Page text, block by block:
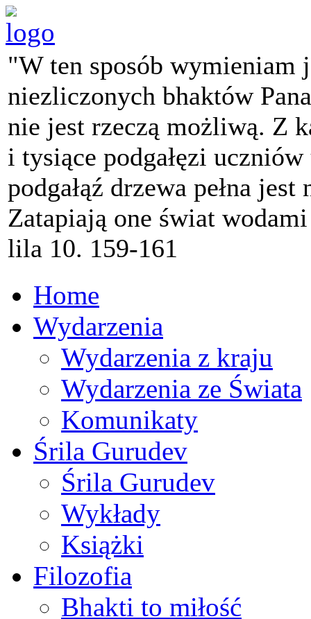
"W ten sposób wymieniam
niezliczonych bhaktów
nie jest rzeczą możliwą. Z
i tysiące podgałęzi
podgałąź drzewa pełna
Zatapiają one świat
lila 10. 159-161
Home
Wydarzenia
Wydarzenia z kraju
Wydarzenia ze Świata
Komunikaty
Śrila Gurudev
Śrila Gurudev
Wykłady
Książki
Filozofia
Bhakti to miłość